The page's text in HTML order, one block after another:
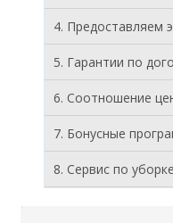
4. Предоставляем
5. Гарантии по
6. Соотношение
7. Бонусные
8. Cервис по